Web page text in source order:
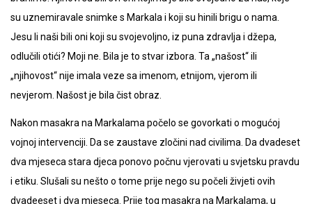
su uznemiravale snimke s Markala i koji su hinili brigu o nama.
Jesu li naši bili oni koji su svojevoljno, iz puna zdravlja i džepa,
odlučili otići? Moji ne. Bila je to stvar izbora. Ta „našost“ ili
„njihovost“ nije imala veze sa imenom, etnijom, vjerom ili
nevjerom. Našost je bila čist obraz.
Nakon masakra na Markalama počelo se govorkati o mogućoj
vojnoj intervenciji. Da se zaustave zločini nad civilima. Da dvadeset
dva mjeseca stara djeca ponovo počnu vjerovati u svjetsku pravdu
i etiku. Slušali su nešto o tome prije nego su počeli živjeti ovih
dvadeeset i dva mjeseca. Prije tog masakra na Markalama, u